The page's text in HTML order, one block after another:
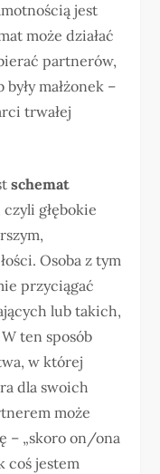
jest
może działać
partnerów,
małżonek –
trwałej
schemat
czyli głębokie
Osoba z tym
przyciągać
lub takich,
ten sposób
w której
dla swoich
może
– „skoro on/ona
coś jestem